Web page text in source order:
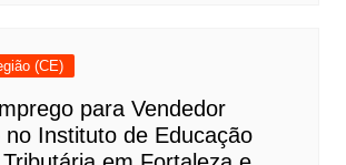
(CE)
para Vendedor
no Instituto de Educação